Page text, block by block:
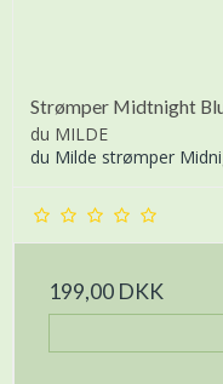
Strømper Midtnight
du MILDE
du Milde strømper
199,00 DKK